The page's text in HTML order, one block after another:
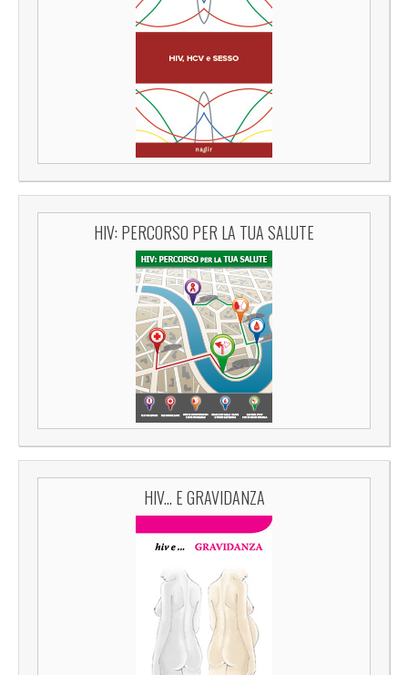
HIV: PERCORSO PER LA TUA SALUTE
HIV... E GRAVIDANZA